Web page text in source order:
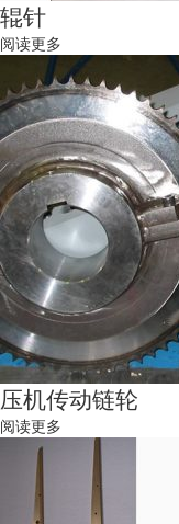
辊针
阅读更多
压机传动链轮
阅读更多